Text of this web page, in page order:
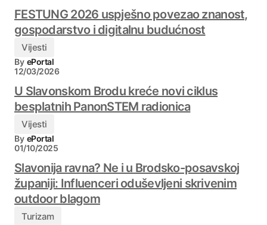
FESTUNG 2026 uspješno povezao znanost,
gospodarstvo i digitalnu budućnost
Vijesti
By ePortal
12/03/2026
U Slavonskom Brodu kreće novi ciklus
besplatnih PanonSTEM radionica
Vijesti
By ePortal
01/10/2025
Slavonija ravna? Ne i u Brodsko-posavskoj
županiji: Influenceri oduševljeni skrivenim
outdoor blagom
Turizam